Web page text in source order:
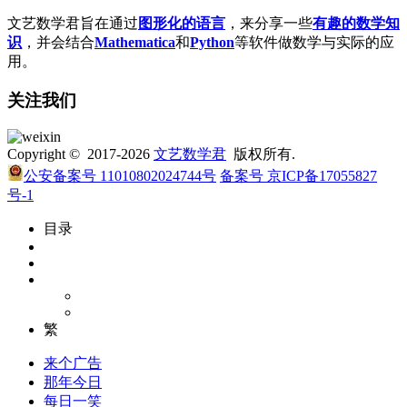
文艺数学君旨在通过 图形化的语言 ，来分享一些有趣的数学知
识 ，并会结合Mathematica和Python等软件做数学与实际的应
用。
关注我们
Copyright © 2017-2026 文艺数学君 版权所有.
公安备案号 11010802024744号 备案号 京ICP备17055827
号-1
目录
繁
来个广告
那年今日
每日一笑